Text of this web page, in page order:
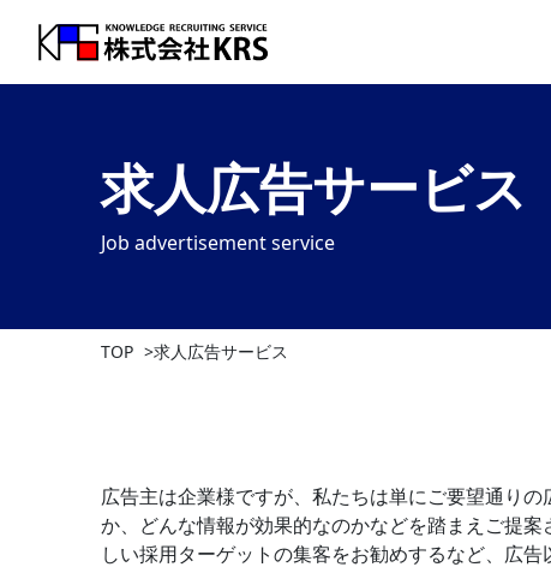
求人広告サービス
Job advertisement service
TOP 求人広告サービス
広告主は企業様ですが、私たちは単にご要望通り
か、どんな情報が効果的なのかなどを踏まえご提
しい採用ターゲットの集客をお勧めするなど、広